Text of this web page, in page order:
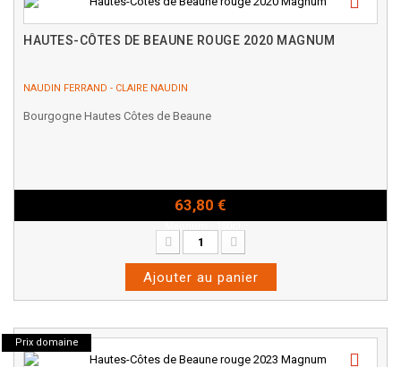
HAUTES-CÔTES DE BEAUNE ROUGE 2020 MAGNUM
NAUDIN FERRAND - CLAIRE NAUDIN
Bourgogne Hautes Côtes de Beaune
63,80 €
Ajouter au panier
Prix domaine